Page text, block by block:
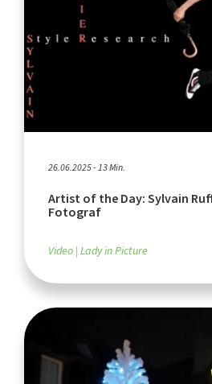
26.06.2025 - 13 Min.
Artist of the Day: Sylvain
Fotograf
Video Lady in Picture